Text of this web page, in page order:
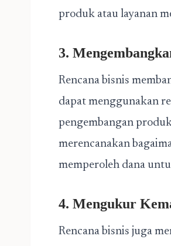
produk atau layanan
3.
Rencana bisnis
dapat menggunakan
pengembangan
merencanakan
memperoleh dana
4. Mengukur
Rencana bisnis juga